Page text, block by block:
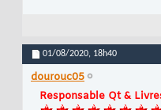
01/08/2020, 18h40
dourouc05
Responsable Qt &